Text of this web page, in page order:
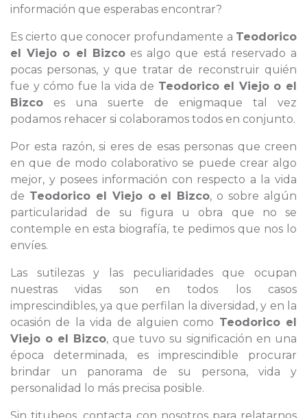
información que esperabas encontrar?
Es cierto que conocer profundamente a Teodorico
el Viejo o el Bizcoes algo que está reservado a
pocas personas, y que tratar de reconstruir quién
fue y cómo fue la vida de Teodorico el Viejo o el
Bizco es una suerte de enigmaque tal vez
podamos rehacer si colaboramos todos en conjunto.
Por esta razón, si eres de esas personas que creen
en que de modo colaborativo se puede crear algo
mejor, y posees información con respecto a la vida
de Teodorico el Viejo o el Bizco, o sobre algún
particularidad de su figura u obra que no se
contemple en esta biografía, te pedimos que nos lo
envíes.
Las sutilezas y las peculiaridades que ocupan
nuestras vidas son en todos los casos
imprescindibles, ya que perfilan la diversidad, y en la
ocasión de la vida de alguien como Teodorico el
Viejo o el Bizco, que tuvo su significación en una
época determinada, es imprescindible procurar
brindar un panorama de su persona, vida y
personalidad lo más precisa posible.